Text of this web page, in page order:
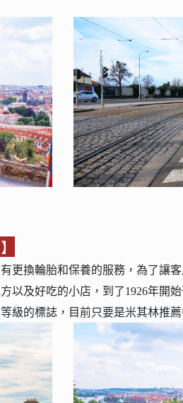
更換輪胎和保養的服務，為了讓
以及好吃的小店，到了1926年開
級的標誌，目前只要是米其林推